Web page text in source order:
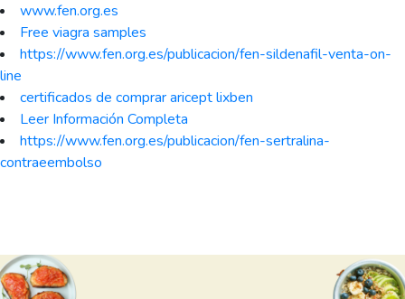
www.fen.org.es
Free viagra samples
https://www.fen.org.es/publicacion/fen-sildenafil-venta-on-
line
certificados de comprar aricept lixben
Leer Información Completa
https://www.fen.org.es/publicacion/fen-sertralina-
contraeembolso